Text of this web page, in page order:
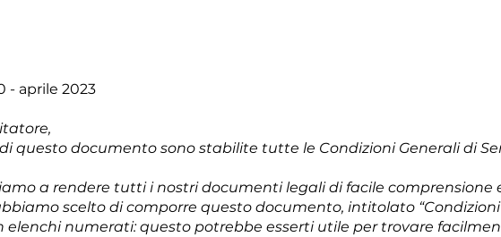
- aprile 2023
questo documento sono stabilite tutte le Condizioni Generali di
a rendere tutti i nostri documenti legali di facile comprensione
scelto di comporre questo documento, intitolato “Condizioni
elenchi numerati: questo potrebbe esserti utile per trovare